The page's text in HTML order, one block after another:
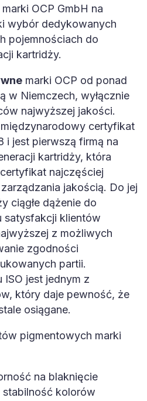
OCP GmbH na
wybór dedykowanych
pojemnościach do
kartridży.
marki OCP od ponad
w Niemczech, wyłącznie
najwyższej jakości.
międzynarodowy certyfikat
i jest pierwszą firmą na
kartridży, która
najczęściej
jakością. Do jej
ciągłe dążenie do
satysfakcji klientów
z możliwych
zgodności
partii.
ISO jest jednym z
który daje pewność, że
osiągane.
pigmentowych marki
na blaknięcie
kolorów